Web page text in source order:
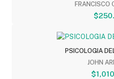
FRANCISCO
PSICOLOGIA
JOHN